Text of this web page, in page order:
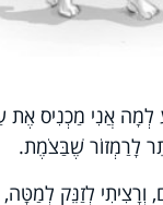
אֲנִי מַכְנִיס אֶת
לָרַמְזוֹר שֶׁבַּצֹמֶת.
וְרָצִיתִי לְזַנֵּק